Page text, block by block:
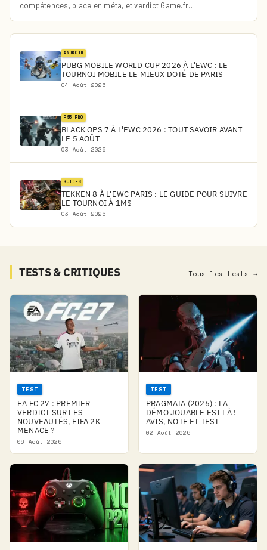
compétences, place en méta, et verdict Game.fr…
ANDROID
PUBG MOBILE WORLD CUP 2026 À L'EWC : LE
TOURNOI MOBILE LE MIEUX DOTÉ DE PARIS
04 Août 2026
PS5 PRO
BLACK OPS 7 À L'EWC 2026 : TOUT SAVOIR AVANT
LE 5 AOÛT
03 Août 2026
GUIDES
TEKKEN 8 À L'EWC PARIS : LE GUIDE POUR SUIVRE
LE TOURNOI À 1M$
03 Août 2026
TESTS & CRITIQUES Tous les tests →
TEST
EA FC 27 : PREMIER
VERDICT SUR LES
NOUVEAUTÉS, FIFA 2K
MENACE ?
06 Août 2026
TEST
PRAGMATA (2026) : LA
DÉMO JOUABLE EST LÀ !
AVIS, NOTE ET TEST
02 Août 2026